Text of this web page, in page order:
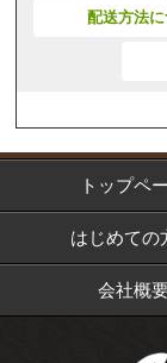
配送方法
トップペ
はじめての
会社概